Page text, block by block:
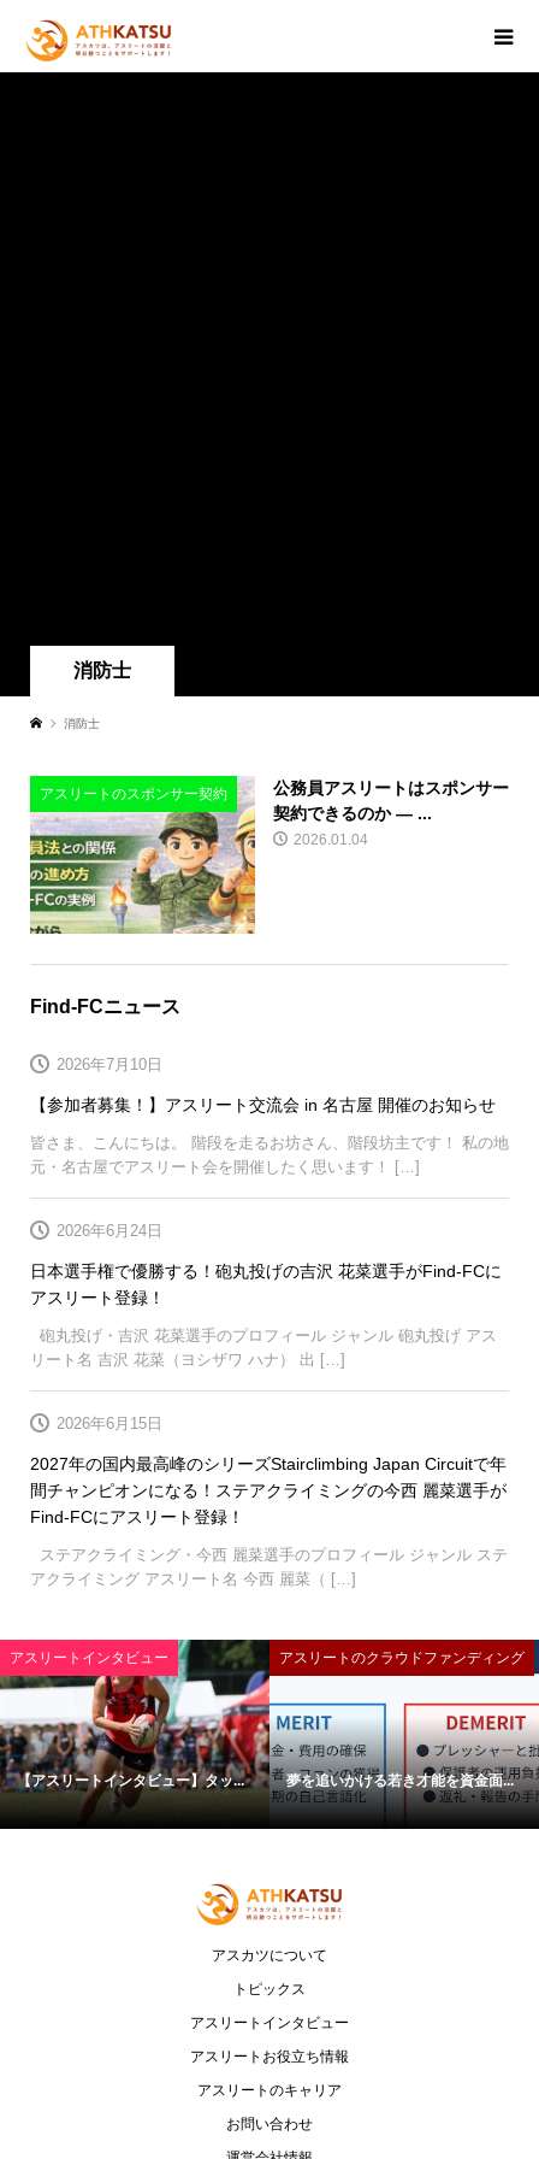
消防士
消防士
アスリートのスポンサー契約
公務員アスリートはスポンサー
契約できるのか ― ...
2026.01.04
Find-FCニュース
【参加者募集！】アスリート交流会 in 名古屋 開催のお知らせ
2026年7月10日
皆さま、こんにちは。 階段を走るお坊さん、階段坊主です！ 私の地
元・名古屋でアスリート会を開催したく思います！ […]
日本選手権で優勝する！砲丸投げの吉沢 花菜選手がFind-FCに
アスリート登録！
2026年6月24日
砲丸投げ・吉沢 花菜選手のプロフィール ジャンル 砲丸投げ アス
リート名 吉沢 花菜（ヨシザワ ハナ） 出 […]
2027年の国内最高峰のシリーズStairclimbing Japan Circuitで年
間チャンピオンになる！ステアクライミングの今西 麗菜選手が
Find-FCにアスリート登録！
2026年6月15日
ステアクライミング・今西 麗菜選手のプロフィール ジャンル ステ
アクライミング アスリート名 今西 麗菜（ […]
アスリートインタビュー
【アスリートインタビュー】タッ...
アスリートのクラウドファンディング
夢を追いかける若き才能を資金面...
アスカツについて
トピックス
アスリートインタビュー
アスリートお役立ち情報
アスリートのキャリア
お問い合わせ